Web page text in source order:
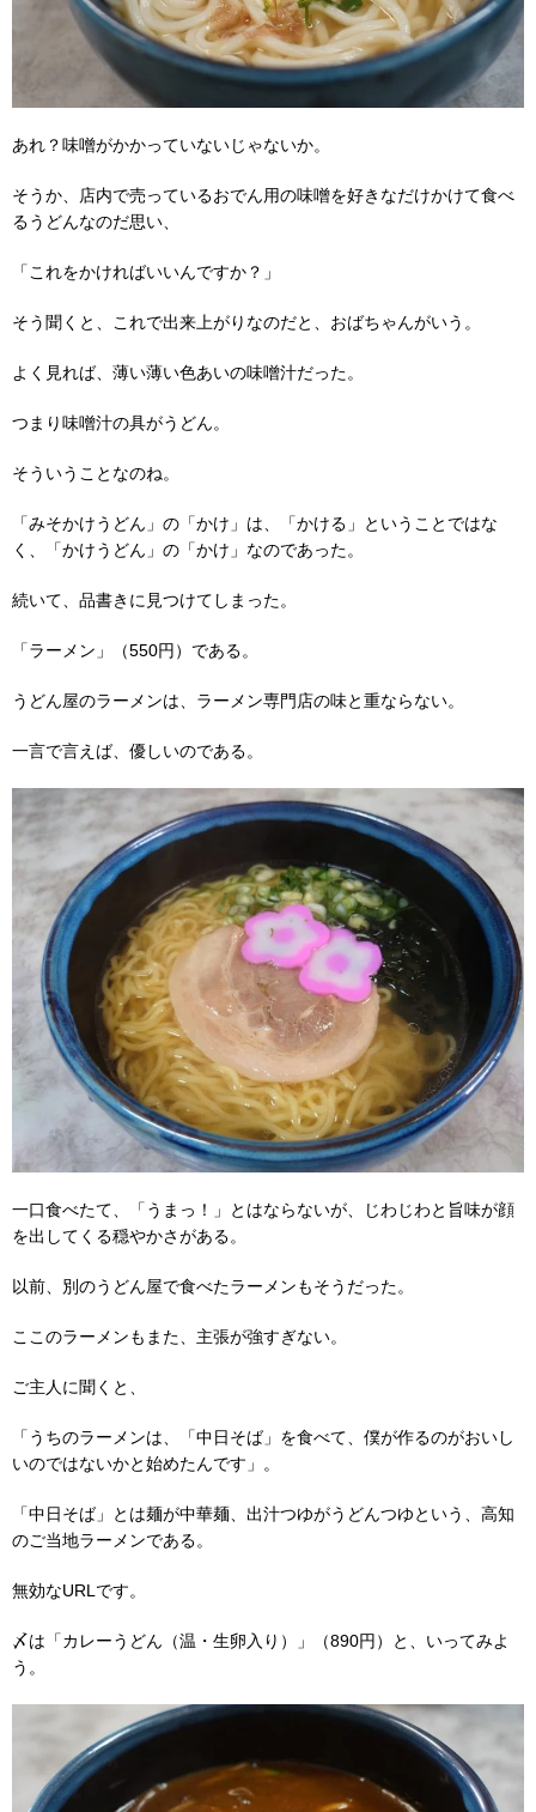
あれ？味噌がかかっていないじゃないか。
そうか、店内で売っているおでん用の味噌を好きなだけかけて食べ
るうどんなのだ思い、
「これをかければいいんですか？」
そう聞くと、これで出来上がりなのだと、おばちゃんがいう。
よく見れば、薄い薄い色あいの味噌汁だった。
つまり味噌汁の具がうどん。
そういうことなのね。
「みそかけうどん」の「かけ」は、「かける」ということではな
く、「かけうどん」の「かけ」なのであった。
続いて、品書きに見つけてしまった。
「ラーメン」（550円）である。
うどん屋のラーメンは、ラーメン専門店の味と重ならない。
一言で言えば、優しいのである。
一口食べたて、「うまっ！」とはならないが、じわじわと旨味が顔
を出してくる穏やかさがある。
以前、別のうどん屋で食べたラーメンもそうだった。
ここのラーメンもまた、主張が強すぎない。
ご主人に聞くと、
「うちのラーメンは、「中日そば」を食べて、僕が作るのがおいし
いのではないかと始めたんです」。
「中日そば」とは麺が中華麺、出汁つゆがうどんつゆという、高知
のご当地ラーメンである。
無効なURLです。
〆は「カレーうどん（温・生卵入り）」（890円）と、いってみよ
う。